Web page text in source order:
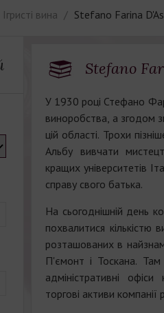
Ігристі вина Stefano Fаrinа
Stefano
У 1930 році Стефано
виноробства, а згодом
цій області. Трохи
Альбу вивчати
кращих університетів
справу свого батька.
На сьогоднішній день
похвалитися кількістю
розташованих в
П'ємонт і Тоскана. Там
адміністративні
торгові активи